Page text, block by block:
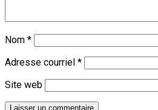
Nom *
Adresse courriel *
Site web